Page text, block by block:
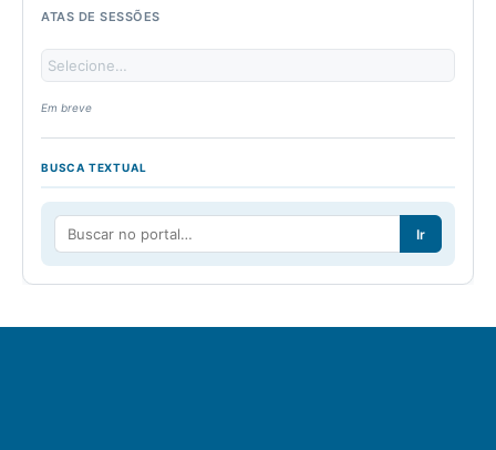
ATAS DE SESSÕES
Em breve
BUSCA TEXTUAL
Ir